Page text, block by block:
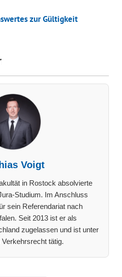
zur Gültigkeit
Voigt
in Rostock absolvierte
Studium. Im Anschluss
sein Referendariat nach
Seit 2013 ist er als
zugelassen und ist unter
tätig.